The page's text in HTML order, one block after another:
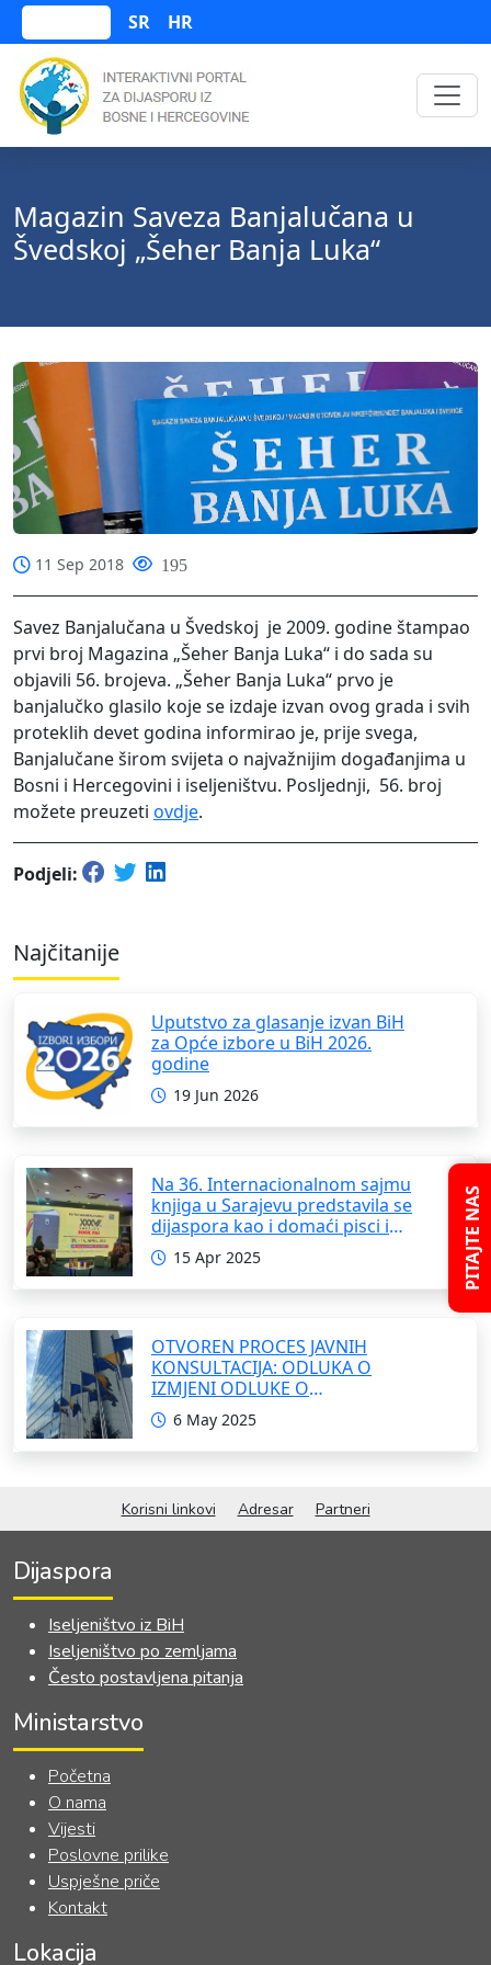
SR HR
PITAJTE NAS
Magazin Saveza Banjalučana u
Švedskoj „Šeher Banja Luka“
11 Sep 2018 195
Savez Banjalučana u Švedskoj je 2009. godine štampao
prvi broj Magazina „Šeher Banja Luka“ i do sada su
objavili 56. brojeva. „Šeher Banja Luka“ prvo je
banjalučko glasilo koje se izdaje izvan ovog grada i svih
proteklih devet godina informirao je, prije svega,
Banjalučane širom svijeta o najvažnijim događanjima u
Bosni i Hercegovini i iseljeništvu. Posljednji, 56. broj
možete preuzeti ovdje.
Podjeli:
Najčitanije
Uputstvo za glasanje izvan BiH
za Opće izbore u BiH 2026.
godine
19 Jun 2026
Na 36. Internacionalnom sajmu
knjiga u Sarajevu predstavila se
dijaspora kao i domaći pisci i
umjetnici
15 Apr 2025
OTVOREN PROCES JAVNIH
KONSULTACIJA: ODLUKA O
IZMJENI ODLUKE O
FORMIRANJU INTERRESORNE
RADNE GRUPE ZA IZRADU
OKVIRNOG ZAKONA O
HERCEGOVINE
6 May 2025
Korisni linkovi Adresar Partneri
Dijaspora
Iseljeništvo iz BiH
Iseljeništvo po zemljama
Često postavljena pitanja
Ministarstvo
Početna
O nama
Vijesti
Poslovne prilike
Uspješne priče
Kontakt
Lokacija